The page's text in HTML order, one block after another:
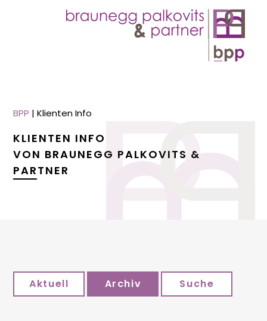
BPP |Klienten Info
KLIENTEN INFO
VON BRAUNEGG PALKOVITS &
PARTNER
Aktuell Archiv Suche